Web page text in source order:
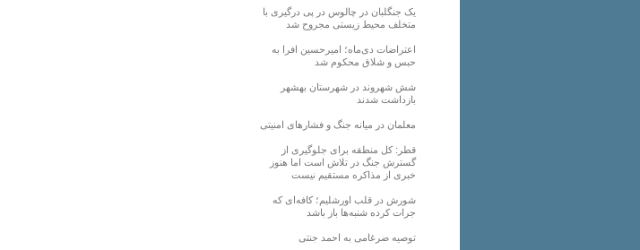
یک جنگلبان در چالوس در پی درگیری با
متخلف محیط زیستی مجروح شد
اعتراضات دی‌ماه؛ امیرحسین افرا به
حبس و شلاق محکوم شد
شش شهروند در شهرستان بهشهر
بازداشت شدند
معلمان در میانه جنگ و فشارهای امنیتی
قطر: کل منطقه برای جلوگیری از
گسترش جنگ در تلاش است اما هنوز
خبری از مذاکره مستقیم نیست
شورش در قلب اورشلیم؛ کافه‌ای که
جرات کرده شنبه‌ها باز باشد
توصیه ضرغامی به احمد جنتی